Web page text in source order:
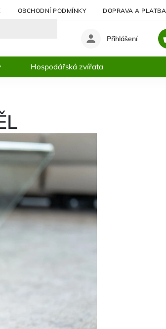
OBCHODNÍ PODMÍNKY DOPRAVA A PLATBA
Přihlášení
Hospodářská zvířata